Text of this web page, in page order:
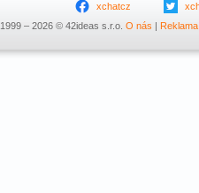
xchatcz
1999 – 2026 © 42ideas s.r.o. O nás | Reklama